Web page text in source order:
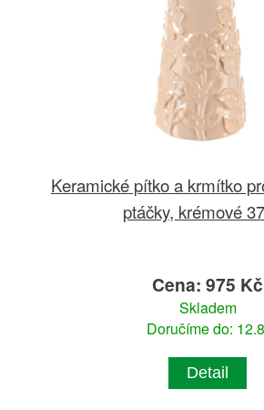
Keramické pítko a krmítko
ptáčky, krémové
Cena: 975 Kč
Skladem
Doručíme do:
Detail